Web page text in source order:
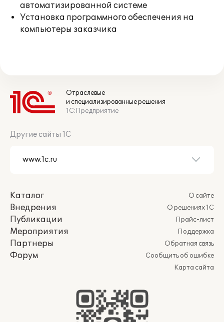
автоматизированной системе
Установка программного обеспечения на
компьютеры заказчика
Отраслевые
и специализированные решения
1С:Предприятие
Другие сайты 1С
Каталог
Внедрения
Публикации
Мероприятия
Партнеры
Форум
О сайте
О решениях 1С
Прайс-лист
Поддержка
Обратная связь
Сообщить об ошибке
Карта сайта